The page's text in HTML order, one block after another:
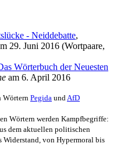
- Neiddebatte,
29. Juni 2016 (Wortpaare,
Wörterbuch der Neuesten
am 6. April 2016
Wörtern Pegida undAfD
Wörtern werden Kampfbegriffe:
dem aktuellen politischen
Widerstand, von Hypermoral bis